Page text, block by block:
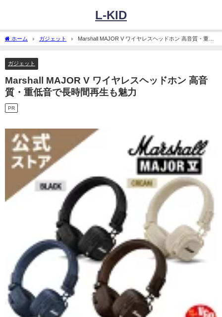
L-KID
ホーム ガジェット
Marshall MAJOR V ワイヤレスヘッドホン 高音質・重低
音で長時間再生も魅力
ガジェット
Marshall MAJOR V ワイヤレスヘッドホン 高音
質・重低音で長時間再生も魅力
PR